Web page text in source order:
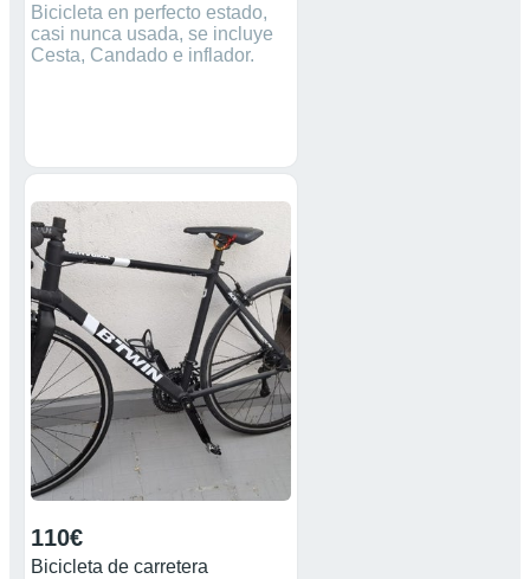
Bicicleta en perfecto estado,
casi nunca usada, se incluye
Cesta, Candado e inflador.
110€
Bicicleta de carretera